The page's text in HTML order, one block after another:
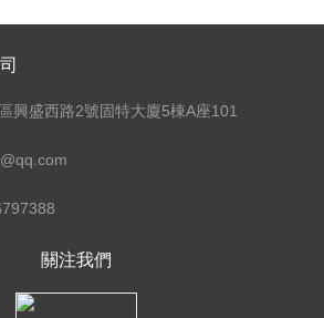
興盛西路2號固特大廈5棟A座101
關注我們